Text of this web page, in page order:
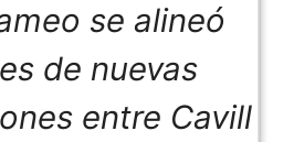
se alineó
de nuevas
entre Cavill